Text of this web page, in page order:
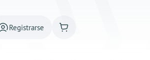
Registrarse